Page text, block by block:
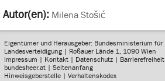
Autor(en): Milena Stošić
Eigentümer und Herausgeber: Bundesministerium für
Landesverteidigung | Roßauer Lände 1, 1090 Wien
Impressum | Kontakt | Datenschutz | Barrierefreiheit
bundesheer.at |Seitenanfang
Hinweisgeberstelle |Verhaltenskodex